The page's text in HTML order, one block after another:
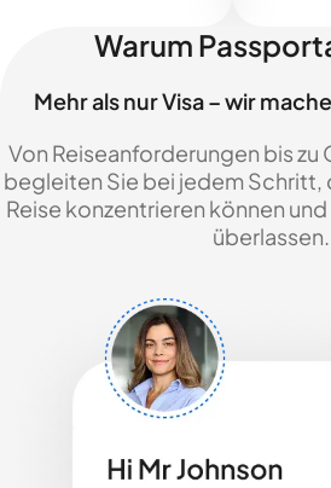
Warum
Mehr als nur Visa – wir
Von Reiseanforderungen bis zu
begleiten Sie bei jedem Schritt,
Reise konzentrieren können
überlassen.